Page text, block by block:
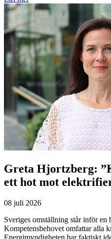
Greta Hjortzberg:
ett hot mot
08 juli 2026
Sveriges omställning står inför en
Energimyndigheten har faktiskt
ett av de största...